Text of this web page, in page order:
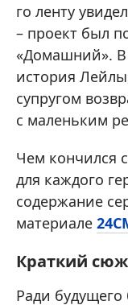
го ленту
– проект был
«Домашний». В
история
супругом
с маленьким
Чем кончился
для каждого
содержание
материале
Краткий
Ради будущего